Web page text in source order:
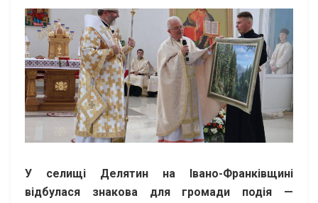
У селищі Делятин на Івано-Франківщині
відбулася знакова для громади подія —